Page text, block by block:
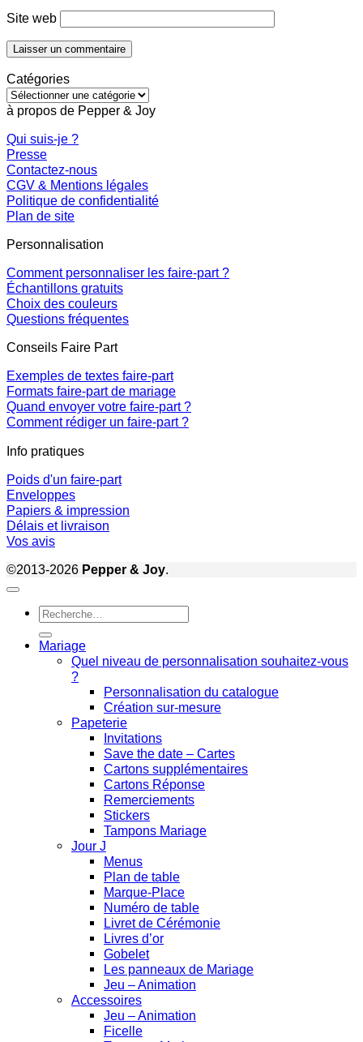
Site web
Catégories
Catégories
à propos de Pepper & Joy
Qui suis-je ?
Presse
Contactez-nous
CGV & Mentions légales
Politique de confidentialité
Plan de site
Personnalisation
Comment personnaliser les faire-part ?
Échantillons gratuits
Choix des couleurs
Questions fréquentes
Conseils Faire Part
Exemples de textes faire-part
Formats faire-part de mariage
Quand envoyer votre faire-part ?
Comment rédiger un faire-part ?
Info pratiques
Poids d'un faire-part
Enveloppes
Papiers & impression
Délais et livraison
Vos avis
©2013-2026 Pepper & Joy.
Recherche
pour :
Mariage
Quel niveau de personnalisation souhaitez-vous
?
Personnalisation du catalogue
Création sur-mesure
Papeterie
Invitations
Save the date – Cartes
Cartons supplémentaires
Cartons Réponse
Remerciements
Stickers
Tampons Mariage
Jour J
Menus
Plan de table
Marque-Place
Numéro de table
Livret de Cérémonie
Livres d’or
Gobelet
Les panneaux de Mariage
Jeu – Animation
Accessoires
Jeu – Animation
Ficelle